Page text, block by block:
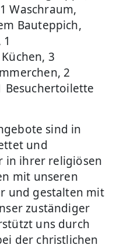
Waschraum,
Bauteppich,
3
2
Besuchertoilette
sind in
und
in ihrer religiösen
mit unseren
und gestalten mit
zuständiger
uns durch
der christlichen